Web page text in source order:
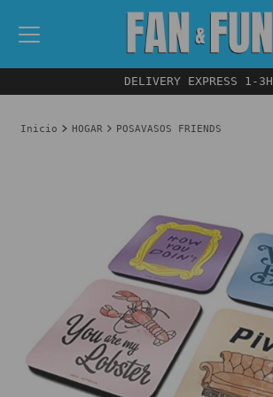
DELIVERY EXPRESS 1-3H
Inicio HOGAR POSAVASOS FRIENDS